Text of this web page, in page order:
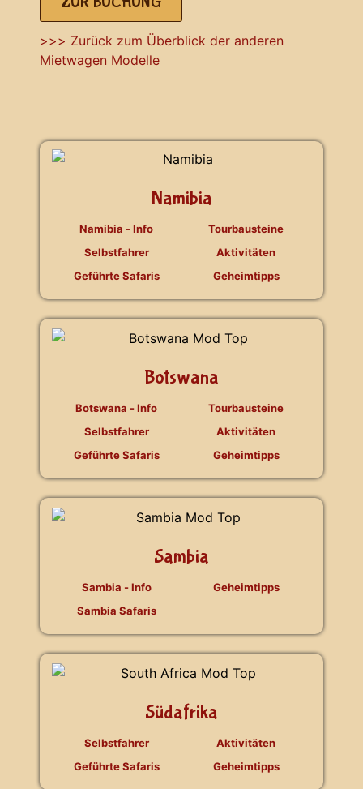
>>> Zurück zum Überblick der anderen
Mietwagen Modelle
Namibia
Namibia - Info
Selbstfahrer
Geführte Safaris
Tourbausteine
Aktivitäten
Geheimtipps
Botswana
Botswana - Info
Selbstfahrer
Geführte Safaris
Tourbausteine
Aktivitäten
Geheimtipps
Sambia
Sambia - Info
Sambia Safaris
Geheimtipps
Südafrika
Selbstfahrer
Geführte Safaris
Aktivitäten
Geheimtipps